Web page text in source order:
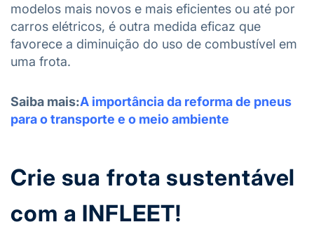
modelos mais novos e mais eficientes ou até por
carros elétricos, é outra medida eficaz que
favorece a diminuição do uso de combustível em
uma frota.
Saiba mais:A importância da reforma de pneus
para o transporte e o meio ambiente
Crie sua frota sustentável
com a INFLEET!